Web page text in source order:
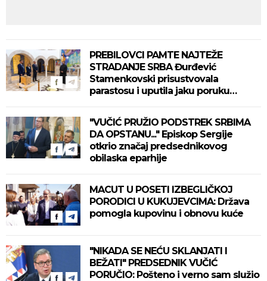
PREBILOVCI PAMTE NAJTEŽE
STRADANJE SRBA Đurđević
Stamenkovski prisustvovala
parastosu i uputila jaku poruku
"VUČIĆ PRUŽIO PODSTREK SRBIMA
DA OPSTANU..." Episkop Sergije
otkrio značaj predsednikovog
obilaska eparhije
MACUT U POSETI IZBEGLIČKOJ
PORODICI U KUKUJEVCIMA: Država
pomogla kupovinu i obnovu kuće
"NIKADA SE NEĆU SKLANJATI I
BEŽATI" PREDSEDNIK VUČIĆ
PORUČIO: Pošteno i verno sam služio